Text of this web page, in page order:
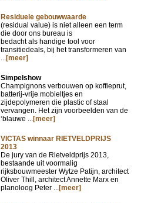
Residuele gebouwwaarde
(residual value) is niet alleen een term
die door ons bureau is
bedacht als handige tool voor
transitiedeals, bij het transformeren van
...[meer]
Simpelshow
Champignons verbouwen op koffieprut,
batterij-vrije mobieltjes en
zijdepolymeren die plastic of staal
vervangen. Het zijn voorbeelden van de
‘blauwe ...[meer]
VICTAS winnaar RIETVELDPRIJS
2013
De jury van de Rietveldprijs 2013,
bestaande uit voormalig
rijksbouwmeester Wytze Patijn, architect
Oliver Thill, architect Annette Marx en
planoloog Peter ...[meer]